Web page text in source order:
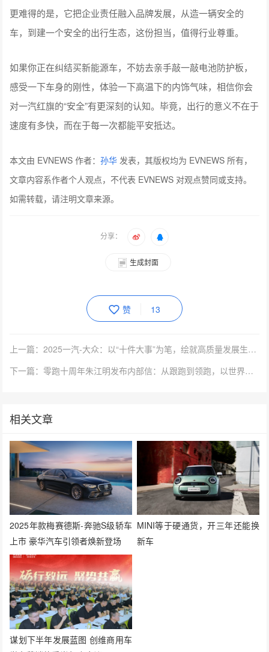
更难得的是，它把企业责任融入品牌发展，从造一辆安全的
车，到建一个安全的出行生态，这份担当，值得行业尊重。
如果你正在纠结买新能源车，不妨去亲手敲一敲电池防护板，
感受一下车身的刚性，体验一下高温下的内饰气味，相信你会
对一汽红旗的“安全”有更深刻的认知。毕竟，出行的意义不在于
速度有多快，而在于每一次都能平安抵达。
本文由 EVNEWS 作者：孙华 发表，其版权均为 EVNEWS 所有，
文章内容系作者个人观点，不代表 EVNEWS 对观点赞同或支持。
如需转载，请注明文章来源。
分享：
生成封面
赞 13
上一篇：2025一汽-大众：以“十件大事”为笔，绘就高质量发展生动画卷
下一篇：零跑十周年朱江明发布内部信：从跟跑到领跑，以世界级车企要求自己
相关文章
2025年款梅赛德斯-奔驰S级轿车
上市 豪华汽车引领者焕新登场
MINI等于硬通货，开三年还能换
新车
谋划下半年发展蓝图 创维商用车